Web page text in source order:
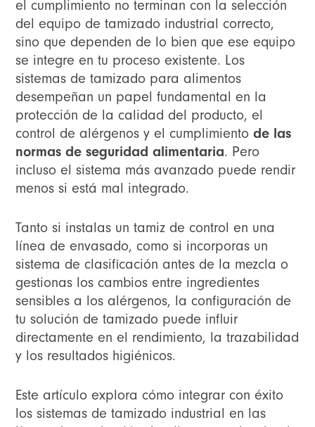
el cumplimiento no terminan con la selección
del equipo de tamizado industrial correcto,
sino que dependen de lo bien que ese equipo
se integre en tu proceso existente. Los
sistemas de tamizado para alimentos
desempeñan un papel fundamental en la
protección de la calidad del producto, el
control de alérgenos y el cumplimientode las
normas de seguridad alimentaria. Pero
incluso el sistema más avanzado puede rendir
menos si está mal integrado.
Tanto si instalas un tamiz de control en una
línea de envasado, como si incorporas un
sistema de clasificación antes de la mezcla o
gestionas los cambios entre ingredientes
sensibles a los alérgenos, la configuración de
tu solución de tamizado puede influir
directamente en el rendimiento, la trazabilidad
y los resultados higiénicos.
Este artículo explora cómo integrar con éxito
los sistemas de tamizado industrial en las